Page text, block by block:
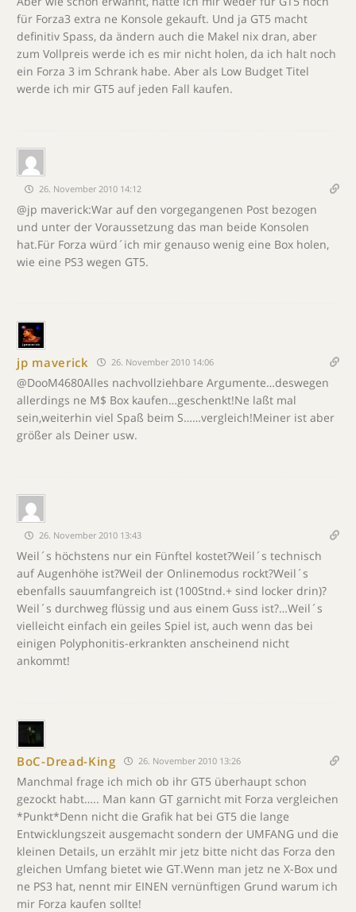
für Forza3 extra ne Konsole gekauft. Und ja GT5 macht
definitiv Spass, da ändern auch die Makel nix dran, aber
zum Vollpreis werde ich es mir nicht holen, da ich halt noch
ein Forza 3 im Schrank habe. Aber als Low Budget Titel
werde ich mir GT5 auf jeden Fall kaufen.
26. November 2010 14:12
@jp maverick:War auf den vorgegangenen Post bezogen
und unter der Voraussetzung das man beide Konsolen
hat.Für Forza würd´ich mir genauso wenig eine Box holen,
wie eine PS3 wegen GT5.
jp maverick 26. November 2010 14:06
@DooM4680Alles nachvollziehbare Argumente…deswegen
allerdings ne M$ Box kaufen…geschenkt!Ne laßt mal
sein,weiterhin viel Spaß beim S……vergleich!Meiner ist aber
größer als Deiner usw.
26. November 2010 13:43
Weil´s höchstens nur ein Fünftel kostet?Weil´s technisch
auf Augenhöhe ist?Weil der Onlinemodus rockt?Weil´s
ebenfalls sauumfangreich ist (100Stnd.+ sind locker drin)?
Weil´s durchweg flüssig und aus einem Guss ist?…Weil´s
vielleicht einfach ein geiles Spiel ist, auch wenn das bei
einigen Polyphonitis-erkrankten anscheinend nicht
ankommt!
BoC-Dread-King 26. November 2010 13:26
Manchmal frage ich mich ob ihr GT5 überhaupt schon
gezockt habt….. Man kann GT garnicht mit Forza vergleichen
*Punkt*Denn nicht die Grafik hat bei GT5 die lange
Entwicklungszeit ausgemacht sondern der UMFANG und die
kleinen Details, un erzählt mir jetz bitte nicht das Forza den
gleichen Umfang bietet wie GT.Wenn man jetz ne X-Box und
ne PS3 hat, nennt mir EINEN vernünftigen Grund warum ich
mir Forza kaufen sollte!